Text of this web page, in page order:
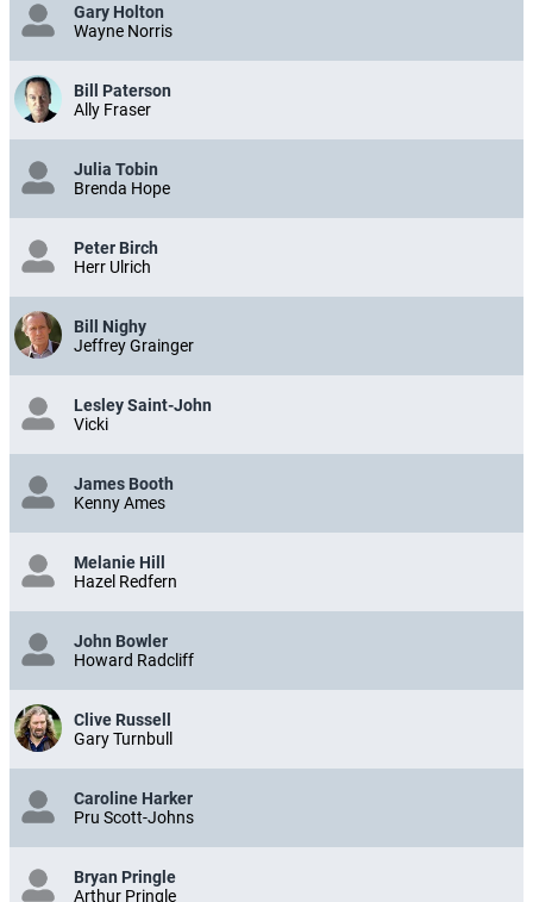
Gary Holton
Wayne Norris
Bill Paterson
Ally Fraser
Julia Tobin
Brenda Hope
Peter Birch
Herr Ulrich
Bill Nighy
Jeffrey Grainger
Lesley Saint-John
Vicki
James Booth
Kenny Ames
Melanie Hill
Hazel Redfern
John Bowler
Howard Radcliff
Clive Russell
Gary Turnbull
Caroline Harker
Pru Scott-Johns
Bryan Pringle
Arthur Pringle